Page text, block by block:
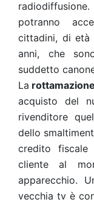
potranno
cittadini, di età
anni, che
suddetto
La rottamazione
acquisto del
rivenditore
dello
credito
cliente al
apparecchio.
vecchia tv è